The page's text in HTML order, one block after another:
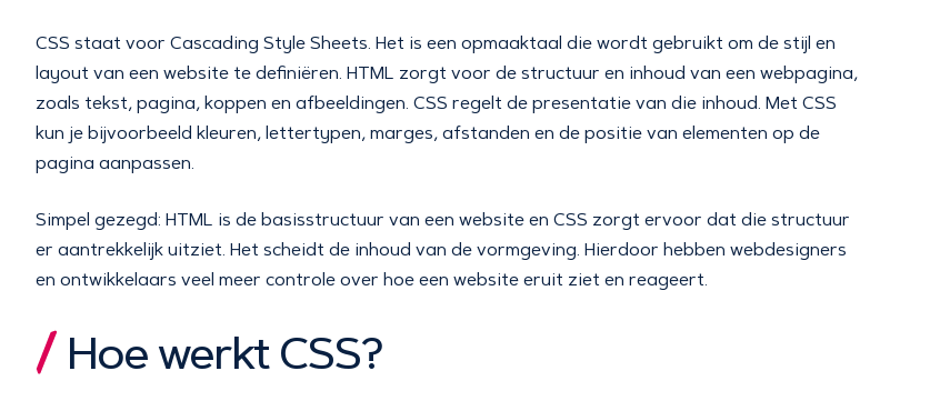
CSS staat voor Cascading Style Sheets. Het is een opmaaktaal die wordt gebruikt om de stijl en
layout van een website te definiëren. HTML zorgt voor de structuur en inhoud van een webpagina,
zoals tekst, pagina, koppen en afbeeldingen. CSS regelt de presentatie van die inhoud. Met CSS
kun je bijvoorbeeld kleuren, lettertypen, marges, afstanden en de positie van elementen op de
pagina aanpassen.
Simpel gezegd: HTML is de basisstructuur van een website en CSS zorgt ervoor dat die structuur
er aantrekkelijk uitziet. Het scheidt de inhoud van de vormgeving. Hierdoor hebben webdesigners
en ontwikkelaars veel meer controle over hoe een website eruit ziet en reageert.
Hoe werkt CSS?